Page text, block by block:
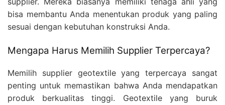
bisa membantu Anda menentukan produk yang paling
sesuai dengan kebutuhan konstruksi Anda.
Mengapa Harus Memilih Supplier Terpercaya?
Memilih supplier geotextile yang terpercaya sangat
penting untuk memastikan bahwa Anda mendapatkan
produk berkualitas tinggi. Geotextile yang buruk